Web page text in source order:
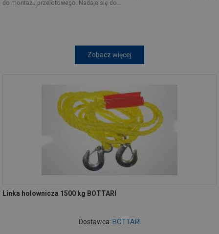
do montażu przelotowego. Nadaje się do...
Zobacz więcej
Linka holownicza 1500 kg BOTTARI
Dostawca: BOTTARI